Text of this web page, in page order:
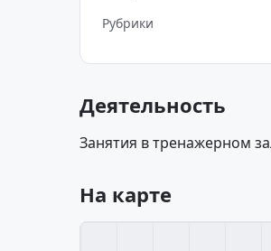
Рубрики
Деятельность
Занятия в тренажерном
На карте